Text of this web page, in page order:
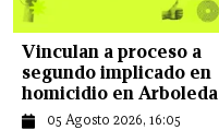
Vinculan a proceso a
segundo implicado en
homicidio en Arboleda
05 Agosto 2026, 16:05